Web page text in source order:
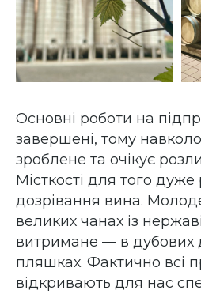
Основні роботи на
завершені, тому
зроблене та очікує
Місткості для того дуже
дозрівання вина.
великих чанах із
витримане — в дубових
пляшках. Фактично всі
відкривають для нас